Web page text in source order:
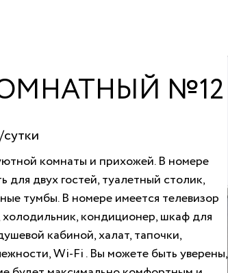
№12
комнаты и прихожей. В номере
для двух гостей, туалетный столик,
тумбы. В номере имеется телевизор
кондиционер, шкаф для
кабиной, халат, тапочки,
Wi-Fi . Вы можете быть уверены,